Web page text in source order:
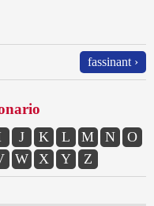
fassinant ›
J K L M N
O
W X Y Z